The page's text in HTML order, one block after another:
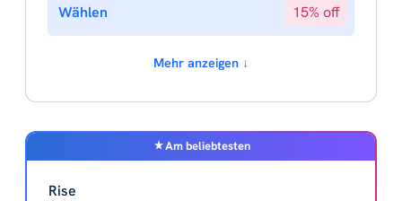
Wählen 15% off
Mehr anzeigen ↓
Am beliebtesten
Rise